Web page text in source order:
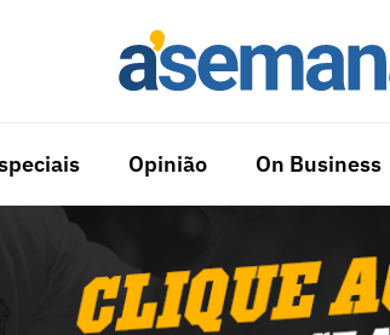
Opinião On Business